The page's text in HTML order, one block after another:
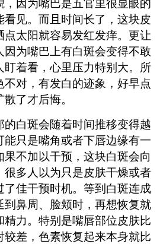
，因为嘴巴是五官里很显眼的
看见。而且时间长了，这块皮
点太阳就容易发红发痒。更让
因为嘴巴上有白斑会变得不敢
盯着看，心里压力特别大。所
不对，有发白的迹象，好早点
了才后悔。
的白斑会随着时间推移变得越
能只是嘴角或者下唇边缘有一
不加以干预，这块白斑会向
很多人以为只是皮肤干燥或者
了佳干预时机。等到白斑连成
到鼻周、脸颊时，再想恢复就
精力。特别是嘴唇部位皮肤比
较差，色素恢复起来本身就比